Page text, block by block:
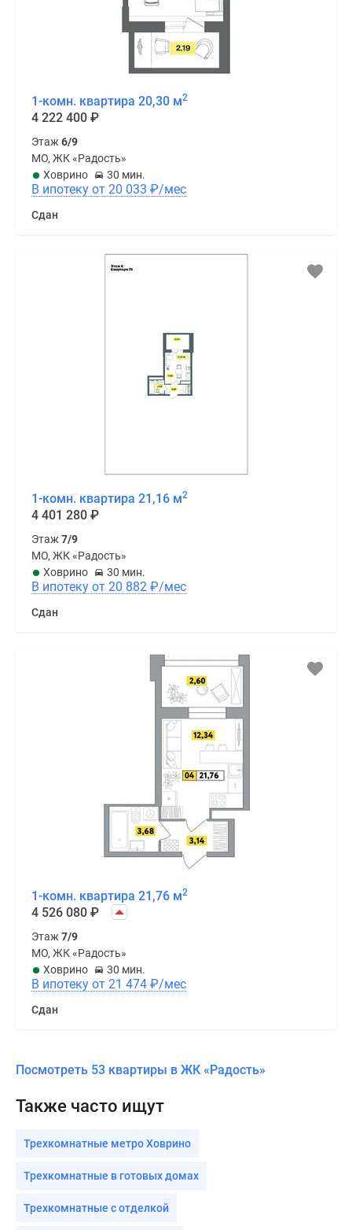
1-комн. квартира 20,30 м2
4 222 400 ₽
Этаж6/9
МО, ЖК «Радость»
Ховрино
30 мин.
В ипотеку от 20 033 ₽/мес
Сдан
1-комн. квартира 21,16 м2
4 401 280 ₽
Этаж7/9
МО, ЖК «Радость»
Ховрино
30 мин.
В ипотеку от 20 882 ₽/мес
Сдан
1-комн. квартира 21,76 м2
4 526 080 ₽
Этаж7/9
МО, ЖК «Радость»
Ховрино
30 мин.
В ипотеку от 21 474 ₽/мес
Сдан
Посмотреть 53 квартиры в ЖК «Радость»
Также часто ищут
Трехкомнатные метро Ховрино
Трехкомнатные в готовых домах
Трехкомнатные с отделкой